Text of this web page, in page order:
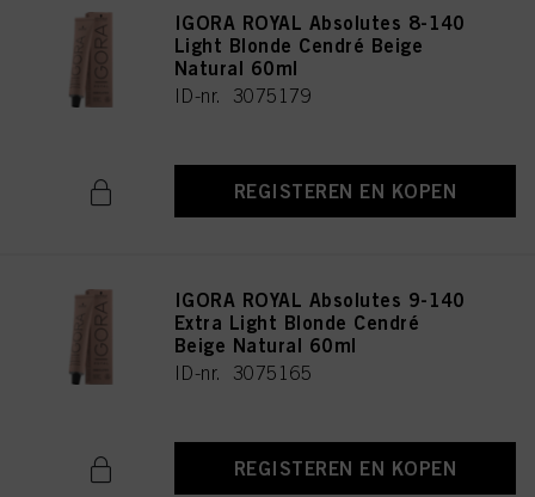
IGORA ROYAL Absolutes 8-140
Light Blonde Cendré Beige
Natural 60ml
ID-nr. 3075179
REGISTEREN EN KOPEN
IGORA ROYAL Absolutes 9-140
Extra Light Blonde Cendré
Beige Natural 60ml
ID-nr. 3075165
REGISTEREN EN KOPEN